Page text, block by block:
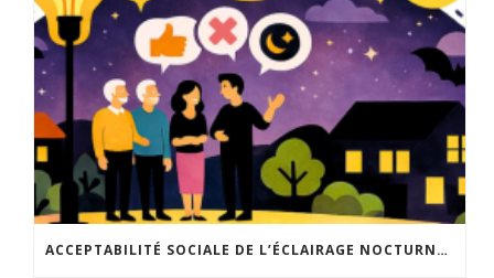
ACCEPTABILITÉ SOCIALE DE L’ÉCLAIRAGE NOCTURNE : LE REPLAY EST DISPONIBLE